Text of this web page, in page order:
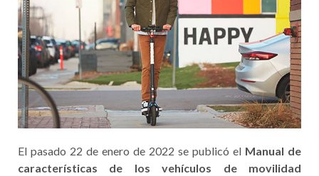
El pasado 22 de enero de 2022 se publicó el Manual de
características de los vehículos de movilidad